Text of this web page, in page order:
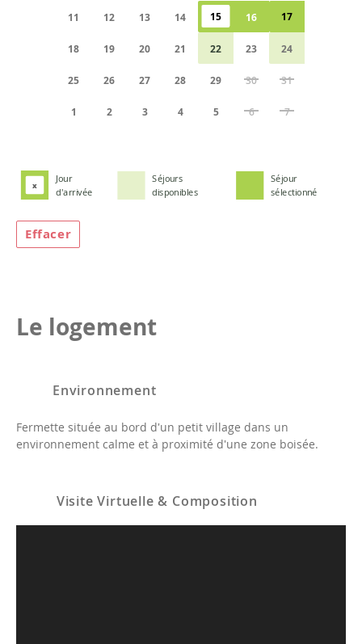
11 12 13 14 15 16 17
18 19 20 21 22 23 24
25 26 27 28 29 30 31
1 2 3 4 5 6 7
x
Jour
d'arrivée
Séjours
disponibles
Séjour
sélectionné
Effacer
Le logement
Environnement
Fermette située au bord d'un petit village dans un
environnement calme et à proximité d'une zone boisée.
Visite Virtuelle & Composition